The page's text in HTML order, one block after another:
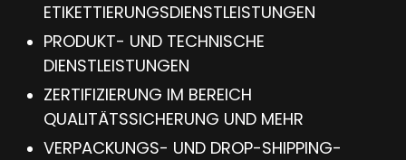
ETIKETTIERUNGSDIENSTLEISTUNGEN
PRODUKT- UND TECHNISCHE
DIENSTLEISTUNGEN
ZERTIFIZIERUNG IM BEREICH
QUALITÄTSSICHERUNG UND MEHR
VERPACKUNGS- UND DROP-SHIPPING-